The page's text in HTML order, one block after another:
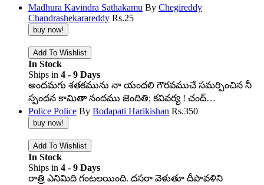
Madhura Kavindra Sathakamu By Chegireddy
Chandrashekarareddy Rs.25
In Stock
Ships in 4 - 9 Days
అందమగు శతకమును నా యందలి గౌరవముచే సమర్పించిన నీ
స్పందన కామితా నందము జెందితి; కవివర్య ! చంద్…
Police Police By Bodapati Harikishan Rs.350
In Stock
Ships in 4 - 9 Days
రాత్రి ఎనిమిది గంటలయింది. దసరా వెళుతూ దీపావళిని